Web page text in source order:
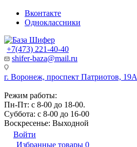
Вконтакте
Одноклассники
+7(473) 221-40-40
shifer-baza@mail.ru
г. Воронеж, проспект Патриотов, 19А
Режим работы:
Пн-Пт: с 8-00 до 18-00.
Суббота: с 8-00 до 16-00
Воскресенье: Выходной
Войти
Избранные товары 0